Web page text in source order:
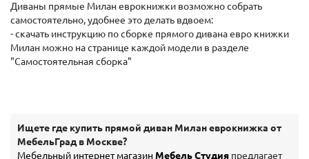
Диваны прямые Милан еврокнижки возможно собрать
самостоятельно, удобнее это делать вдвоем:
- скачать инструкцию по сборке прямого дивана евро книжки
Милан можно на странице каждой модели в разделе
"Самостоятельная сборка"
Ищете где купить прямой диван Милан еврокнижка от
МебельГрад в Москве?
Мебельный интернет магазин Мебель Студия предлагает